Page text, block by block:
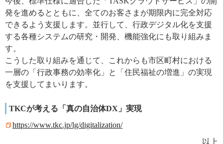
発を進めるとともに、全てのお客さまが期限内に完全対応
できるよう支援します。並行して、行政デジタル化を支援
する各種システムの研究・開発、機能強化にも取り組みま
す。
こうした取り組みを通じて、これからも市区町村における
一層の「行政事務の効率化」と「住民福祉の増進」の実現
を支援してまいります。
TKCが考える「真の自治体DX」実現
https://www.tkc.jp/lg/digitalization/
以上